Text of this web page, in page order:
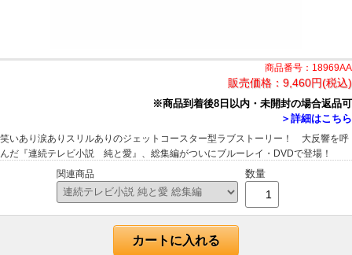
商品番号：18969AA
販売価格： 9,460円(税込)
※商品到着後8日以内・未開封の場合返品可
＞詳細はこちら
笑いあり涙ありスリルありのジェットコースター型ラブストーリー！ 大反響を呼
んだ『連続テレビ小説 純と愛』、総集編がついにブルーレイ・DVDで登場！
関連商品
数量
カートに入れる